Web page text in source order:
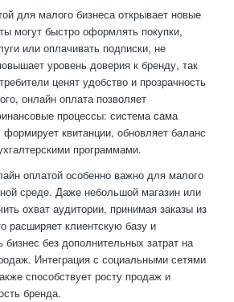
для малого бизнеса открывает новые
могут быстро оформлять покупки,
или оплачивать подписки, не
уровень доверия к бренду, так
ценят удобство и прозрачность
онлайн оплата позволяет
процессы: система сама
квитанции, обновляет баланс
программами.
оплатой особенно важно для малого
среде. Даже небольшой магазин или
охват аудитории, принимая заказы из
расширяет клиентскую базу и
бизнес без дополнительных затрат на
Интеграция с социальными сетями
способствует росту продаж и
бренда.